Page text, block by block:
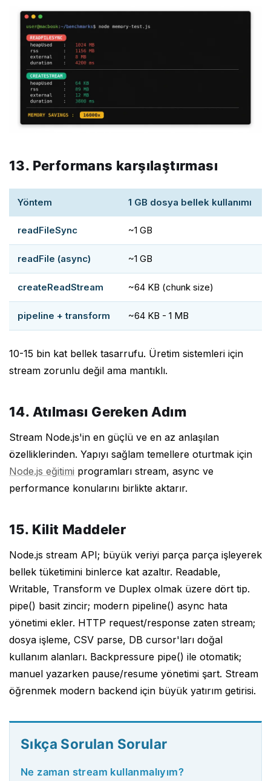
13. Performans karşılaştırması
Yöntem 1 GB dosya bellek kullanımı
readFileSync ~1 GB
readFile (async) ~1 GB
createReadStream ~64 KB (chunk size)
pipeline + transform ~64 KB - 1 MB
10-15 bin kat bellek tasarrufu. Üretim sistemleri için
stream zorunlu değil ama mantıklı.
14. Atılması Gereken Adım
Stream Node.js'in en güçlü ve en az anlaşılan
özelliklerinden. Yapıyı sağlam temellere oturtmak için
Node.js eğitimi programları stream, async ve
performance konularını birlikte aktarır.
15. Kilit Maddeler
Node.js stream API; büyük veriyi parça parça işleyerek
bellek tüketimini binlerce kat azaltır. Readable,
Writable, Transform ve Duplex olmak üzere dört tip.
pipe() basit zincir; modern pipeline() async hata
yönetimi ekler. HTTP request/response zaten stream;
dosya işleme, CSV parse, DB cursor'ları doğal
kullanım alanları. Backpressure pipe() ile otomatik;
manuel yazarken pause/resume yönetimi şart. Stream
öğrenmek modern backend için büyük yatırım getirisi.
Sıkça Sorulan Sorular
Ne zaman stream kullanmalıyım?